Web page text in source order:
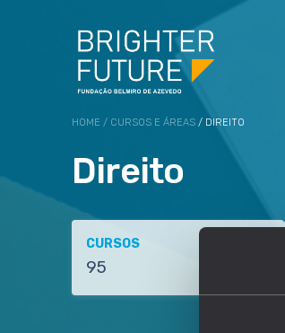
HOME / CURSOS E ÁREAS / DIREITO
Direito
CURSOS
95